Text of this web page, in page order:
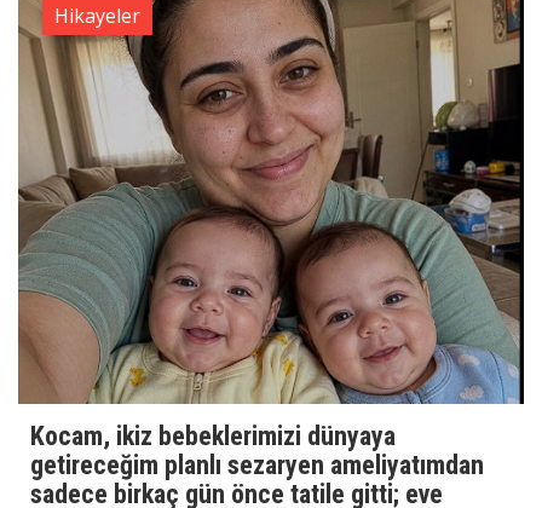
Hikayeler
Kocam, ikiz bebeklerimizi dünyaya
getireceğim planlı sezaryen ameliyatımdan
sadece birkaç gün önce tatile gitti; eve